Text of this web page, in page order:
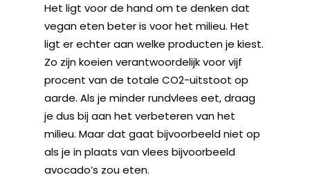
Het ligt voor de hand om te denken dat
vegan eten beter is voor het milieu. Het
ligt er echter aan welke producten je kiest.
Zo zijn koeien verantwoordelijk voor vijf
procent van de totale CO2-uitstoot op
aarde. Als je minder rundvlees eet, draag
je dus bij aan het verbeteren van het
milieu. Maar dat gaat bijvoorbeeld niet op
als je in plaats van vlees bijvoorbeeld
avocado’s zou eten.